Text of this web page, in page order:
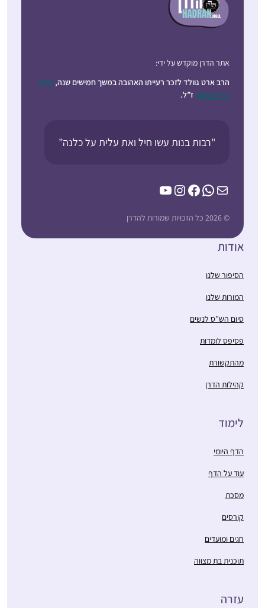
אתר הדרן מוקדש על ידי:
הרב ארט גוולד לזכר רעייתו האהובה במשך חמישים שנה, קרול
ג’וי רובינסון ז”ל.
"רבות בנות עשו חיל ואת עלית על כלנה”
Mail
WhatsApp
Facebook
Instagram
YouTube
© 2026 כל הזכויות שמורות להדרן
אודות
הסיפור שלנו
המורות שלנו
סיום הש”ס לנשים
פסיפס לומדות
מהתקשורת
קהילות הדרן
לימוד
הדף היומי
עוד על הדף
מסכת
קורסים
חגים ומועדים
תוכנית בת מצווה
עזרה